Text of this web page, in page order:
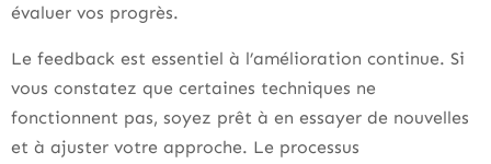
évaluer vos progrès.
Le feedback est essentiel à l’amélioration continue. Si
vous constatez que certaines techniques ne
fonctionnent pas, soyez prêt à en essayer de nouvelles
et à ajuster votre approche. Le processus